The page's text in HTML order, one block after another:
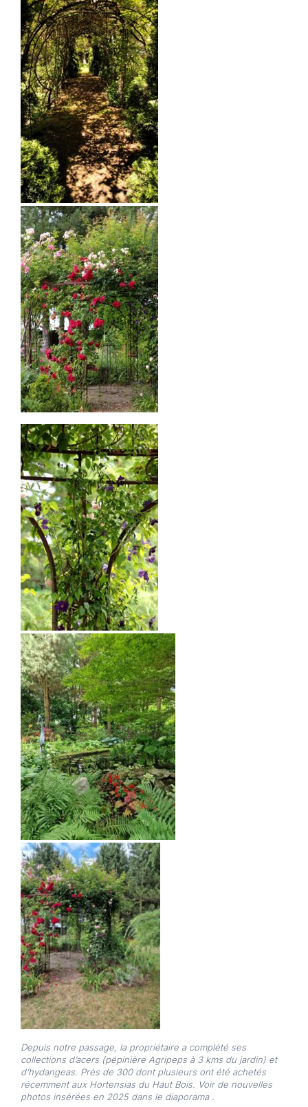
Depuis notre passage, la propriétaire a complété ses
collections d’acers (pépinière Agripeps à 3 kms du jardin) et
d’hydangeas. Près de 300 dont plusieurs ont été achetés
récemment aux Hortensias du Haut Bois. Voir de nouvelles
photos insérées en 2025 dans le diaporama .